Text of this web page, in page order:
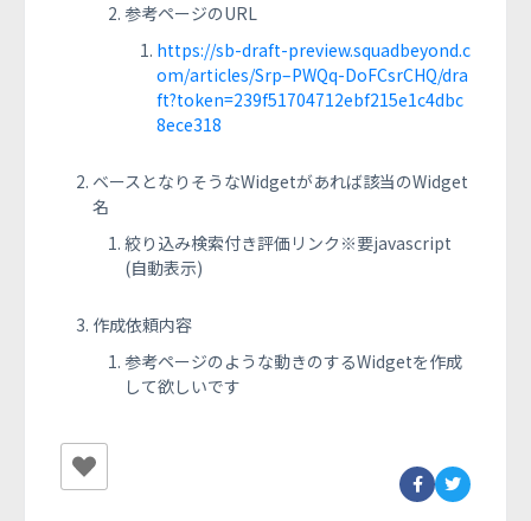
参考ページのURL
https://sb-draft-preview.squadbeyond.c
om/articles/Srp–PWQq-DoFCsrCHQ/dra
ft?token=239f51704712ebf215e1c4dbc
8ece318
ベースとなりそうなWidgetがあれば該当のWidget
名
絞り込み検索付き評価リンク※要javascript
(自動表示)
作成依頼内容
参考ページのような動きのするWidgetを作成
して欲しいです